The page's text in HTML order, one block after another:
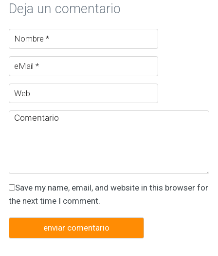
Deja un comentario
Save my name, email, and website in this browser for
the next time I comment.